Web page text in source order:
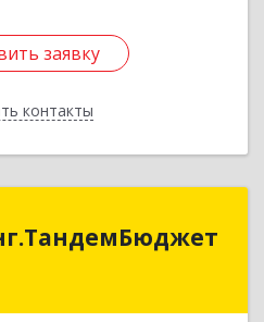
заявку
контакты
заявку